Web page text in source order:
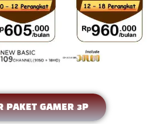
PAKET GAMER 3P